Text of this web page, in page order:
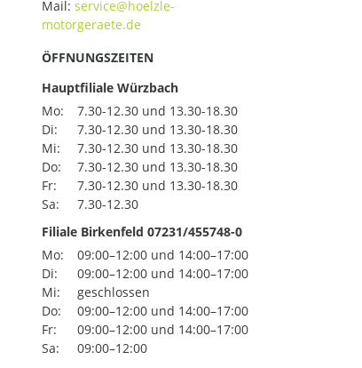
Mail:
ÖFFNUNGSZEITEN
Hauptfiliale Würzbach
Mo:
7.30-12.30 und 13.30-18.30
Di:
7.30-12.30 und 13.30-18.30
Mi:
7.30-12.30 und 13.30-18.30
Do:
7.30-12.30 und 13.30-18.30
Fr:
7.30-12.30 und 13.30-18.30
Sa:
7.30-12.30
Filiale Birkenfeld 07231/455748-0
Mo:
09:00–12:00 und 14:00–17:00
Di:
09:00–12:00 und 14:00–17:00
Mi:
geschlossen
Do:
09:00–12:00 und 14:00–17:00
Fr:
09:00–12:00 und 14:00–17:00
Sa:
09:00–12:00